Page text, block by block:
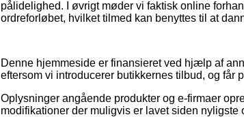
pålidelighed. I øvrigt møder vi faktisk online
ordreforløbet, hvilket tilmed kan benyttes til at
Denne hjemmeside er finansieret ved hjælp af
eftersom vi introducerer butikkernes tilbud, og
Oplysninger angående produkter og e-firmaer
modifikationer der muligvis er lavet siden nyligste